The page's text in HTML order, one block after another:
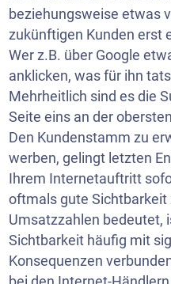
beziehungsweise etwas
zukünftigen Kunden erst
Wer z.B. über Google
anklicken, was für ihn
Mehrheitlich sind es die
Seite eins an der
Den Kundenstamm zu
werben, gelingt letzten
Ihrem Internetauftritt
oftmals gute Sichtbarkeit
Umsatzzahlen bedeutet,
Sichtbarkeit häufig mit
Konsequenzen